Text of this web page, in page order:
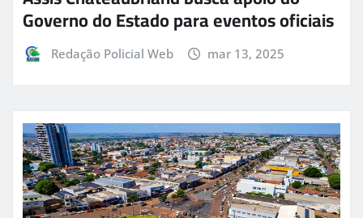
Governo do Estado para eventos oficiais
Redação Policial Web mar 13, 2025